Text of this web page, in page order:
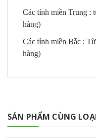
Các tỉnh miền Trung :
hàng)
Các tỉnh miền Bắc :
hàng)
SẢN PHẨM CÙNG